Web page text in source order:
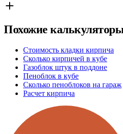
Похожие
Стоимость кладки кирпича
Сколько кирпичей в кубе
Газоблок штук в поддоне
Пеноблок в кубе
Сколько пеноблоков на гараж
Расчет кирпича